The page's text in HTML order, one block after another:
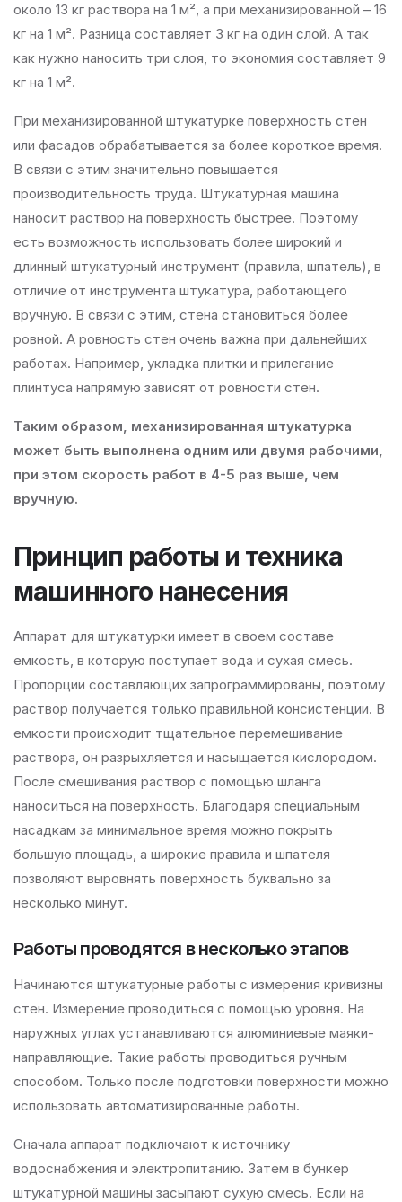
около 13 кг раствора на 1 м², а при механизированной – 16
кг на 1 м². Разница составляет 3 кг на один слой. А так
как нужно наносить три слоя, то экономия составляет 9
кг на 1 м².
При механизированной штукатурке поверхность стен
или фасадов обрабатывается за более короткое время.
В связи с этим значительно повышается
производительность труда. Штукатурная машина
наносит раствор на поверхность быстрее. Поэтому
есть возможность использовать более широкий и
длинный штукатурный инструмент (правила, шпатель), в
отличие от инструмента штукатура, работающего
вручную. В связи с этим, стена становиться более
ровной. А ровность стен очень важна при дальнейших
работах. Например, укладка плитки и прилегание
плинтуса напрямую зависят от ровности стен.
Таким образом, механизированная штукатурка
может быть выполнена одним или двумя рабочими,
при этом скорость работ в 4-5 раз выше, чем
вручную.
Принцип работы и техника
машинного нанесения
Аппарат для штукатурки имеет в своем составе
емкость, в которую поступает вода и сухая смесь.
Пропорции составляющих запрограммированы, поэтому
раствор получается только правильной консистенции. В
емкости происходит тщательное перемешивание
раствора, он разрыхляется и насыщается кислородом.
После смешивания раствор с помощью шланга
наноситься на поверхность. Благодаря специальным
насадкам за минимальное время можно покрыть
большую площадь, а широкие правила и шпателя
позволяют выровнять поверхность буквально за
несколько минут.
Работы проводятся в несколько этапов
Начинаются штукатурные работы с измерения кривизны
стен. Измерение проводиться с помощью уровня. На
наружных углах устанавливаются алюминиевые маяки-
направляющие. Такие работы проводиться ручным
способом. Только после подготовки поверхности можно
использовать автоматизированные работы.
Сначала аппарат подключают к источнику
водоснабжения и электропитанию. Затем в бункер
штукатурной машины засыпают сухую смесь. Если на